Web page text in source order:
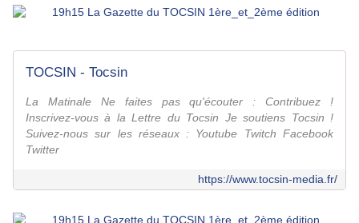
TOCSIN - Tocsin
La Matinale Ne faites pas qu'écouter : Contribuez !
Inscrivez-vous à la Lettre du Tocsin Je soutiens Tocsin !
Suivez-nous sur les réseaux : Youtube Twitch Facebook
Twitter
https://www.tocsin-media.fr/